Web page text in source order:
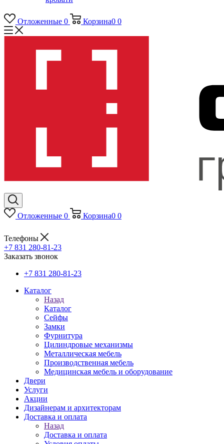
Отложенные 0 Корзина0 0
Отложенные 0 Корзина0 0
Телефоны
+7 831 280-81-23
Заказать звонок
+7 831 280-81-23
Каталог
Назад
Каталог
Сейфы
Замки
Фурнитура
Цилиндровые механизмы
Металлическая мебель
Производственная мебель
Медицинская мебель и оборудование
Двери
Услуги
Акции
Дизайнерам и архитекторам
Доставка и оплата
Назад
Доставка и оплата